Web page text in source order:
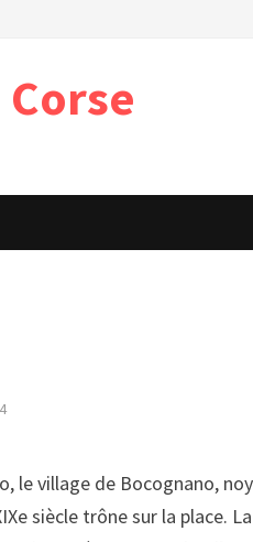
le village de Bocognano,
siècle trône sur la place.